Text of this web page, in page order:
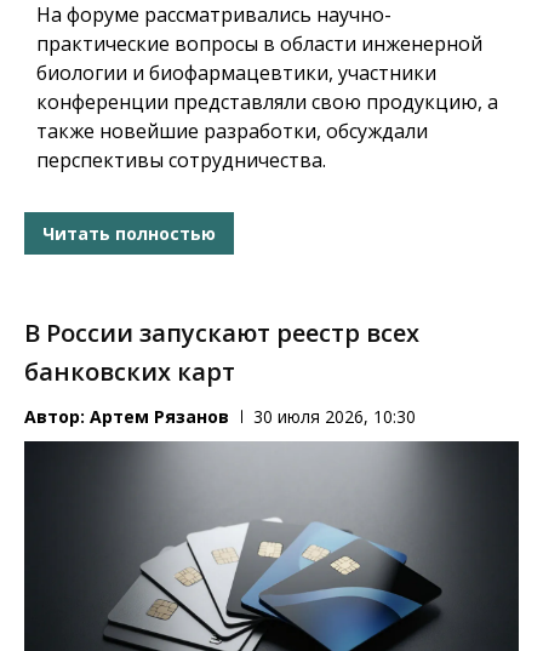
На форуме рассматривались научно-
практические вопросы в области инженерной
биологии и биофармацевтики, участники
конференции представляли свою продукцию, а
также новейшие разработки, обсуждали
перспективы сотрудничества.
Читать полностью
В России запускают реестр всех
банковских карт
Автор: Артем Рязанов 30 июля 2026, 10:30